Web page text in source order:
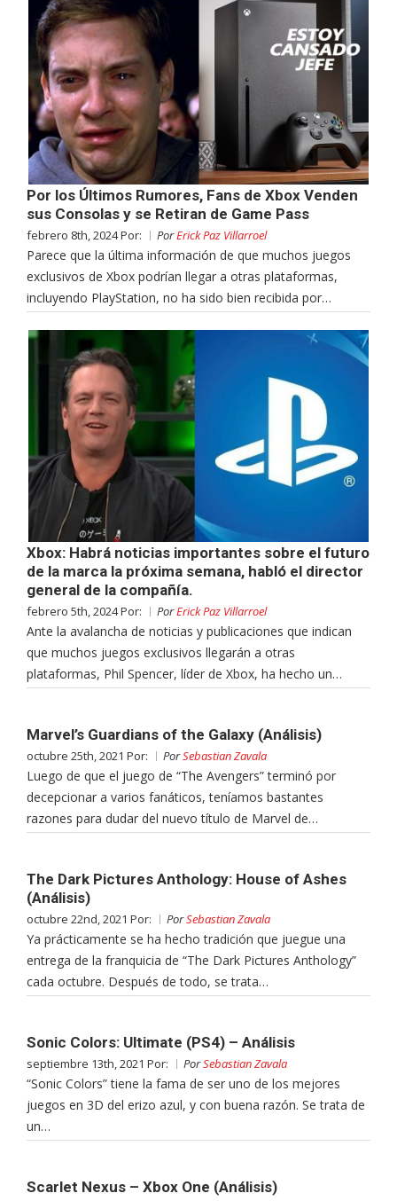
Por los Últimos Rumores, Fans de Xbox Venden
sus Consolas y se Retiran de Game Pass
febrero 8th, 2024 Por: PorErick Paz Villarroel
Parece que la última información de que muchos juegos
exclusivos de Xbox podrían llegar a otras plataformas,
incluyendo PlayStation, no ha sido bien recibida por…
Xbox: Habrá noticias importantes sobre el futuro
de la marca la próxima semana, habló el director
general de la compañía.
febrero 5th, 2024 Por: PorErick Paz Villarroel
Ante la avalancha de noticias y publicaciones que indican
que muchos juegos exclusivos llegarán a otras
plataformas, Phil Spencer, líder de Xbox, ha hecho un…
Marvel’s Guardians of the Galaxy (Análisis)
octubre 25th, 2021 Por: PorSebastian Zavala
Luego de que el juego de “The Avengers” terminó por
decepcionar a varios fanáticos, teníamos bastantes
razones para dudar del nuevo título de Marvel de…
The Dark Pictures Anthology: House of Ashes
(Análisis)
octubre 22nd, 2021 Por: PorSebastian Zavala
Ya prácticamente se ha hecho tradición que juegue una
entrega de la franquicia de “The Dark Pictures Anthology”
cada octubre. Después de todo, se trata…
Sonic Colors: Ultimate (PS4) – Análisis
septiembre 13th, 2021 Por: PorSebastian Zavala
“Sonic Colors” tiene la fama de ser uno de los mejores
juegos en 3D del erizo azul, y con buena razón. Se trata de
un…
Scarlet Nexus – Xbox One (Análisis)